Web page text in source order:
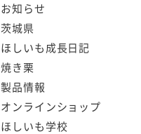
お知らせ
茨城県
ほしいも成長日記
焼き栗
製品情報
オンラインショップ
ほしいも学校